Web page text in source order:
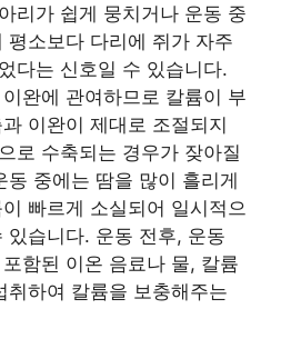
리가 쉽게 뭉치거나 운동 중
평소보다 다리에 쥐가 자주
다는 신호일 수 있습니다.
완에 관여하므로 칼륨이 부
이완이 제대로 조절되지
로 수축되는 경우가 잦아질
동 중에는 땀을 많이 흘리게
빠르게 소실되어 일시적으
있습니다. 운동 전후, 운동
함된 이온 음료나 물, 칼륨
취하여 칼륨을 보충해주는